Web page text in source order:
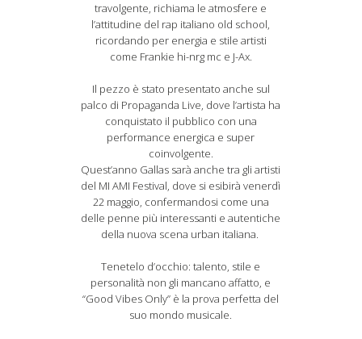
travolgente, richiama le atmosfere e
l’attitudine del rap italiano old school,
ricordando per energia e stile artisti
come Frankie hi-nrg mc e J-Ax.
Il pezzo è stato presentato anche sul
palco di Propaganda Live, dove l’artista ha
conquistato il pubblico con una
performance energica e super
coinvolgente.
Quest’anno Gallas sarà anche tra gli artisti
del MI AMI Festival, dove si esibirà venerdì
22 maggio, confermandosi come una
delle penne più interessanti e autentiche
della nuova scena urban italiana.
Tenetelo d’occhio: talento, stile e
personalità non gli mancano affatto, e
“Good Vibes Only” è la prova perfetta del
suo mondo musicale.